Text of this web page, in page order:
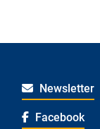
Newsletter
Facebook